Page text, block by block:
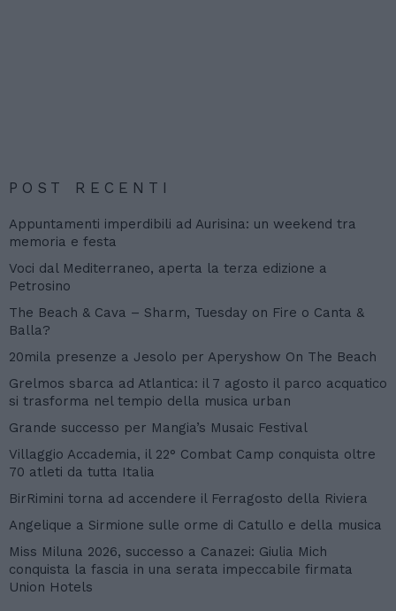
POST RECENTI
Appuntamenti imperdibili ad Aurisina: un weekend tra
memoria e festa
Voci dal Mediterraneo, aperta la terza edizione a
Petrosino
The Beach & Cava – Sharm, Tuesday on Fire o Canta &
Balla?
20mila presenze a Jesolo per Aperyshow On The Beach
Grelmos sbarca ad Atlantica: il 7 agosto il parco acquatico
si trasforma nel tempio della musica urban
Grande successo per Mangia’s Musaic Festival
Villaggio Accademia, il 22° Combat Camp conquista oltre
70 atleti da tutta Italia
BirRimini torna ad accendere il Ferragosto della Riviera
Angelique a Sirmione sulle orme di Catullo e della musica
Miss Miluna 2026, successo a Canazei: Giulia Mich
conquista la fascia in una serata impeccabile firmata
Union Hotels